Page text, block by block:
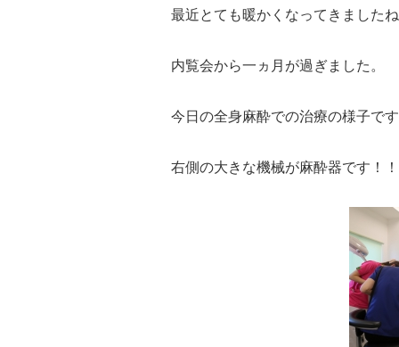
最近とても暖かくなってきました
内覧会から一ヵ月が過ぎました。
今日の全身麻酔での治療の様子で
右側の大きな機械が麻酔器です！